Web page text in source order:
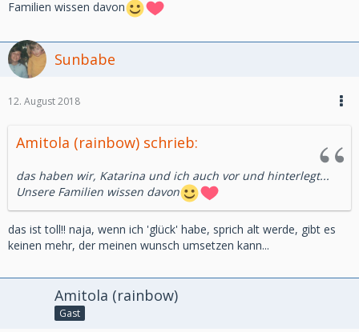
Familien wissen davon
Sunbabe
12. August 2018
Amitola (rainbow) schrieb:
das haben wir, Katarina und ich auch vor und hinterlegt...
Unsere Familien wissen davon
das ist toll!! naja, wenn ich 'glück' habe, sprich alt werde, gibt es
keinen mehr, der meinen wunsch umsetzen kann...
Amitola (rainbow)
Gast